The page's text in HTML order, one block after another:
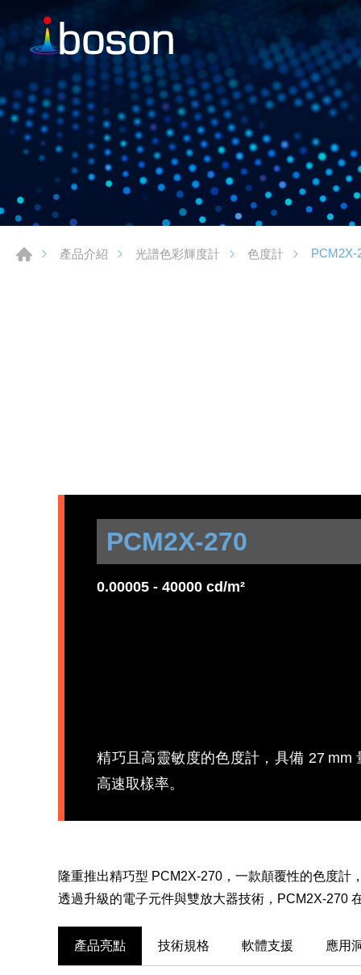
產品介紹 光譜色彩輝度計 色度計 PCM2X-
PCM2X-270
0.00005 - 40000 cd/m²
精巧且高靈敏度的色度計，具備 27 mm
高速取樣率。
隆重推出精巧型 PCM2X-270，一款顛覆性的色度計
透過升級的電子元件與雙放大器技術，PCM2X-270
產品亮點 技術規格 軟體支援 應用